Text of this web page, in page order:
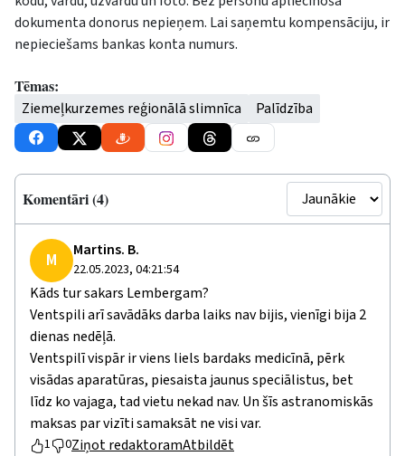
dokumenta donorus nepieņem. Lai saņemtu kompensāciju, ir
nepieciešams bankas konta numurs.
Tēmas:
Ziemeļkurzemes reģionālā slimnīca Palīdzība
Komentāri (4)
M Martins. B.
22.05.2023, 04:21:54
Kāds tur sakars Lembergam?
Ventspili arī savādāks darba laiks nav bijis, vienīgi bija 2
dienas nedēļā.
Ventspilī vispār ir viens liels bardaks medicīnā, pērk
visādas aparatūras, piesaista jaunus speciālistus, bet
līdz ko vajaga, tad vietu nekad nav. Un šīs astranomiskās
maksas par vizīti samaksāt ne visi var.
1 0Ziņot redaktoramAtbildēt